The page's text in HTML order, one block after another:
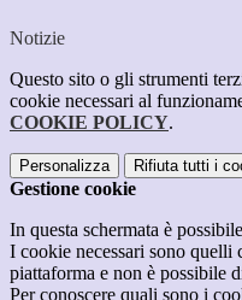
Notizie
Questo sito o gli strumenti
cookie necessari al
COOKIE POLICY.
Personalizza Rifiuta tutti i
Gestione cookie
In questa schermata è
I cookie necessari sono quelli
piattaforma e non è possibile
Per conoscere quali sono i